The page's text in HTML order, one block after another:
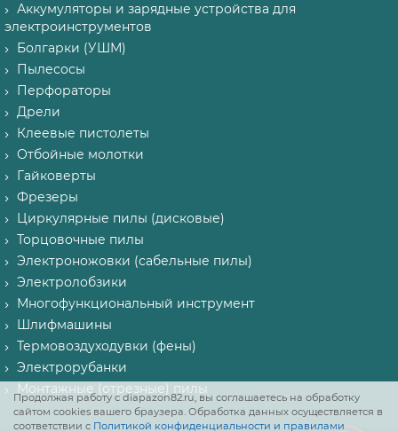
Продолжая работу с diapazon82.ru, вы соглашаетесь на обработку
сайтом cookies вашего браузера. Обработка данных осуществляется в
соответствии с Политикой конфиденциальности и правилами
Аккумуляторы и зарядные устройства для
электроинструментов
Болгарки (УШМ)
Пылесосы
Перфораторы
Дрели
Клеевые пистолеты
Отбойные молотки
Гайковерты
Фрезеры
Циркулярные пилы (дисковые)
Торцовочные пилы
Электроножовки (сабельные пилы)
Электролобзики
Многофункциональный инструмент
Шлифмашины
Термовоздуходувки (фены)
Электрорубанки
Монтажные (отрезные) пилы